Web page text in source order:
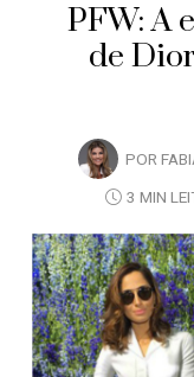
PFW: A
de
POR
3 MIN